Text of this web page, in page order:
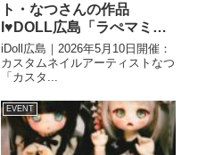
ト・なつさんの作品
I♥DOLL広島「ラぺマミブ
ース」ブースで販売❣
iDoll広島｜2026年5月10日開催：
カスタムネイルアーティストなつ
「カスタ...
EVENT